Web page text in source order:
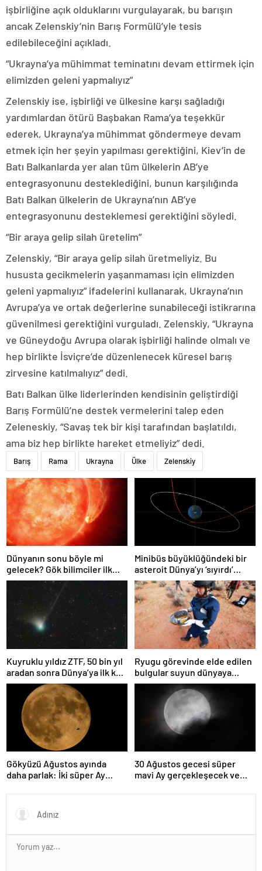
işbirliğine açık olduklarını vurgulayarak, bu barışın
ancak Zelenskiy’nin Barış Formülü’yle tesis
edilebileceğini açıkladı.
“Ukrayna’ya mühimmat teminatını devam ettirmek için
elimizden geleni yapmalıyız”
Zelenskiy ise, işbirliği ve ülkesine karşı sağladığı
yardımlardan ötürü Başbakan Rama’ya teşekkür
ederek, Ukrayna’ya mühimmat göndermeye devam
etmek için her şeyin yapılması gerektiğini, Kiev’in de
Batı Balkanlarda yer alan tüm ülkelerin AB’ye
entegrasyonunu desteklediğini, bunun karşılığında
Batı Balkan ülkelerin de Ukrayna’nın AB’ye
entegrasyonunu desteklemesi gerektiğini söyledi.
“Bir araya gelip silah üretelim”
Zelenskiy, “Bir araya gelip silah üretmeliyiz. Bu
hususta gecikmelerin yaşanmaması için elimizden
geleni yapmalıyız” ifadelerini kullanarak, Ukrayna’nın
Avrupa’ya ve ortak değerlerine sunabileceği istikrarına
güvenilmesi gerektiğini vurguladı. Zelenskiy, “Ukrayna
ve Güneydoğu Avrupa olarak işbirliği halinde olmalı ve
hep birlikte İsviçre’de düzenlenecek küresel barış
zirvesine katılmalıyız” dedi.
Batı Balkan ülke liderlerinden kendisinin geliştirdiği
Barış Formülü’ne destek vermelerini talep eden
Zeleneskiy, “Savaş tek bir kişi tarafından başlatıldı,
ama biz hep birlikte hareket etmeliyiz” dedi.
Barış Rama Ukrayna Ülke Zelenskiy
Dünyanın sonu böyle mi
gelecek? Gök bilimciler ilk
kez sönen yıldızın gezegeni
yutmasına tanık oldu
Minibüs büyüklüğündeki bir
asteroit Dünya’yı ‘sıyırdı’
geçti
Kuyruklu yıldız ZTF, 50 bin yıl
aradan sonra Dünya’ya ilk kez
çok yaklaşacak
Ryugu görevinde elde edilen
bulgular suyun dünyaya
asteroitlerce getirilmiş
olabileceğini gösteriyor
Gökyüzü Ağustos ayında
daha parlak: İki süper Ay
30 Ağustos gecesi süper
mavi Ay gerçekleşecek ve
olacak